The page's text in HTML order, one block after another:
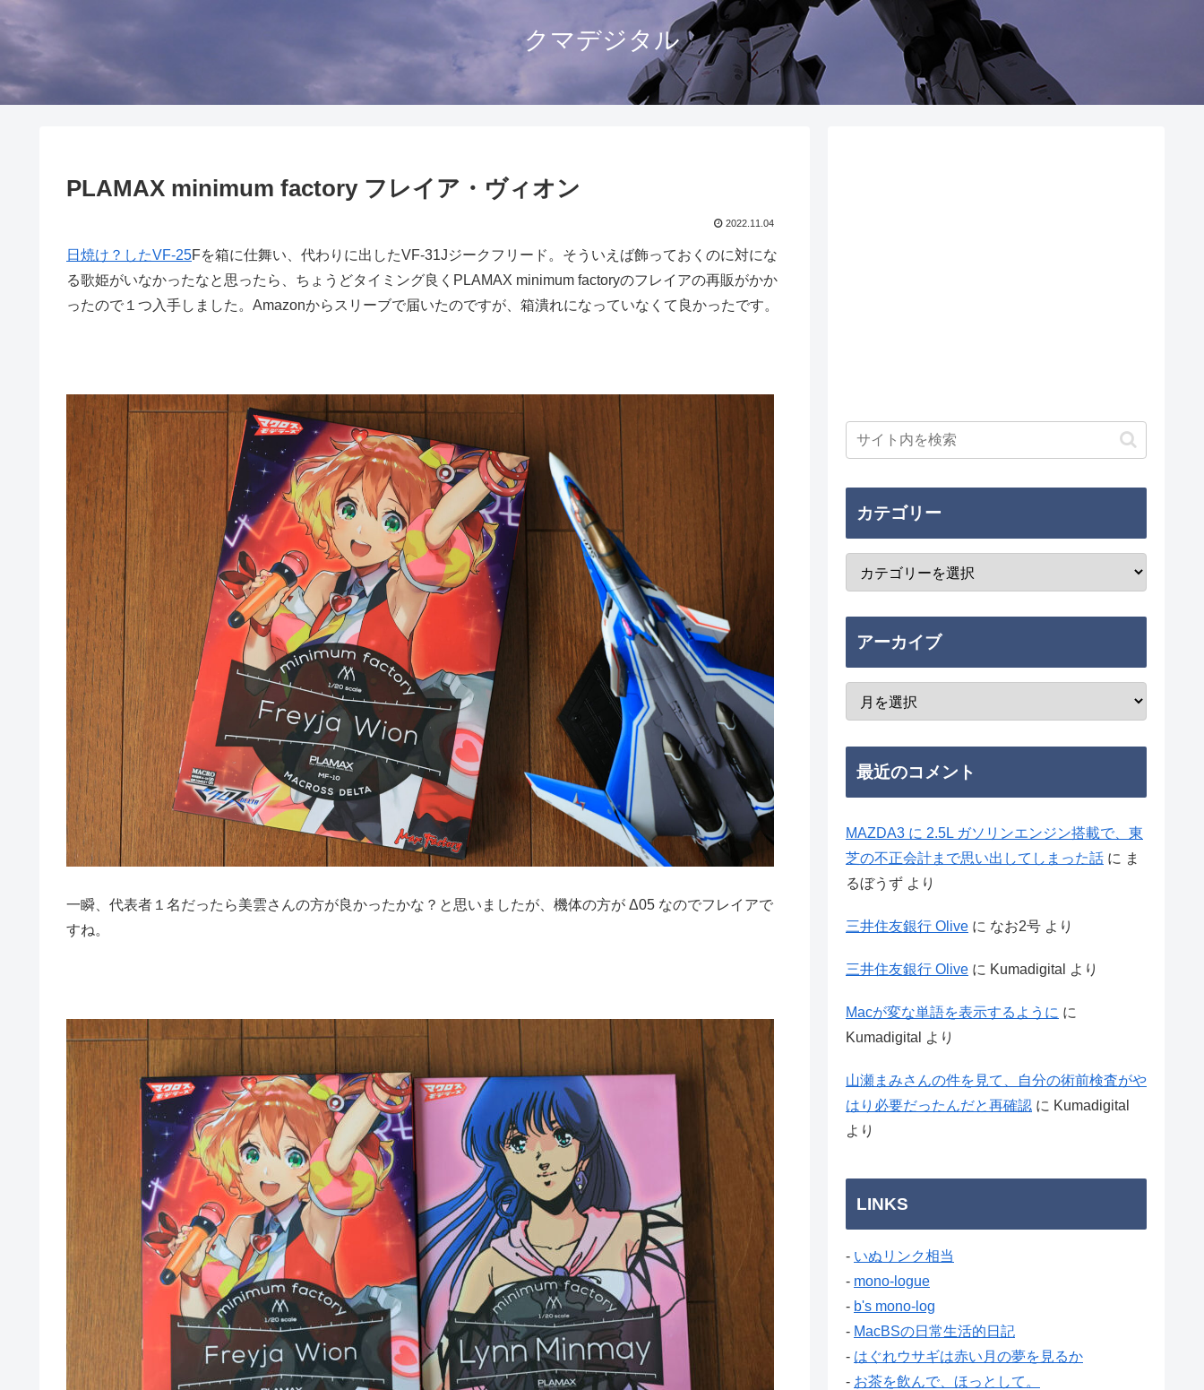
クマデジタル
PLAMAX minimum factory フレイア・ヴィオン
2022.11.04
日焼け？したVF-25Fを箱に仕舞い、代わりに出したVF-31Jジークフリード。そういえば飾っておくのに対にな
る歌姫がいなかったなと思ったら、ちょうどタイミング良くPLAMAX minimum factoryのフレイアの再販がかか
ったので１つ入手しました。Amazonからスリーブで届いたのですが、箱潰れになっていなくて良かったです。
一瞬、代表者１名だったら美雲さんの方が良かったかな？と思いましたが、機体の方が Δ05 なのでフレイアで
すね。
カテゴリー
アーカイブ
最近のコメント
MAZDA3 に 2.5L ガソリンエンジン搭載で、東
芝の不正会計まで思い出してしまった話 に ま
るぼうず より
三井住友銀行 Olive に なお2号 より
三井住友銀行 Olive に Kumadigital より
Macが変な単語を表示するように に
Kumadigital
より
山瀬まみさんの件を見て、自分の術前検査がや
はり必要だったんだと再確認 に Kumadigital
より
LINKS
- いぬリンク相当
- mono-logue
- b's mono-log
- MacBSの日常生活的日記
- はぐれウサギは赤い月の夢を見るか
- お茶を飲んで、ほっとして。